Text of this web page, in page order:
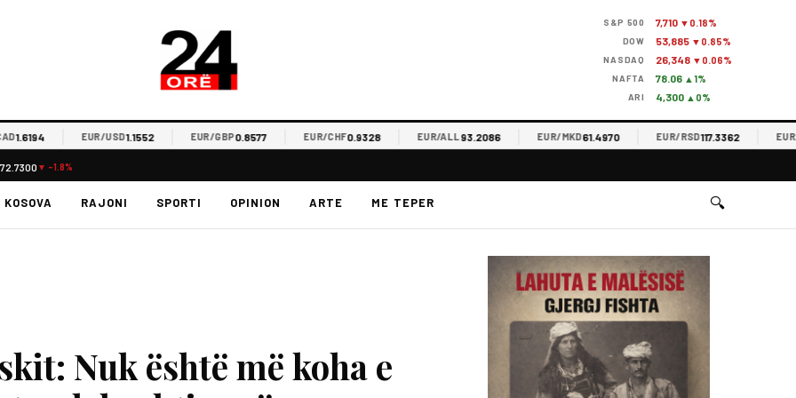
S&P 500 7,710 ▼0.18%
DOW 53,885 ▼0.85%
NASDAQ 26,348 ▼0.06%
NAFTA 78.06 ▲1%
ARI 4,300 ▲0%
EUR/USD1.1552 EUR/GBP0.8577 EUR/CHF0.9328 EUR/ALL93.2086 EUR/MKD61.4970 EUR/RSD117.3362 EUR/
▼ -1.8%
KOSOVA RAJONI SPORTI OPINION ARTE ME TEPER 🔍
Nuk është më koha e